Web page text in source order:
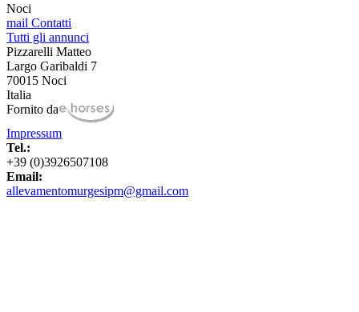
Noci
mail Contatti
Tutti gli annunci
Pizzarelli Matteo
Largo Garibaldi 7
70015 Noci
Italia
Fornito da
Impressum
Tel.:
+39 (0)3926507108
Email:
allevamentomurgesipm@gmail.com